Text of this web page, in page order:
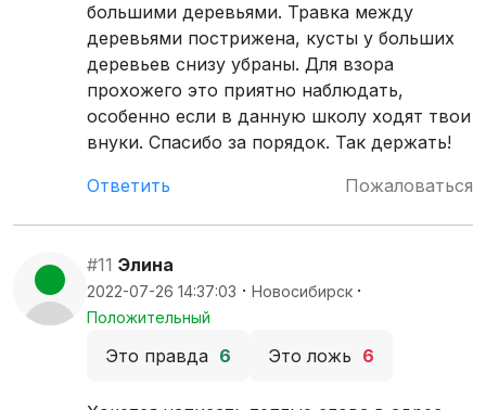
большими деревьями. Травка между
деревьями пострижена, кусты у больших
деревьев снизу убраны. Для взора
прохожего это приятно наблюдать,
особенно если в данную школу ходят твои
внуки. Спасибо за порядок. Так держать!
Ответить
Пожаловаться
#11 Элина
2022-07-26 14:37:03 · Новосибирск ·
Положительный
Это правда 6 Это ложь 6